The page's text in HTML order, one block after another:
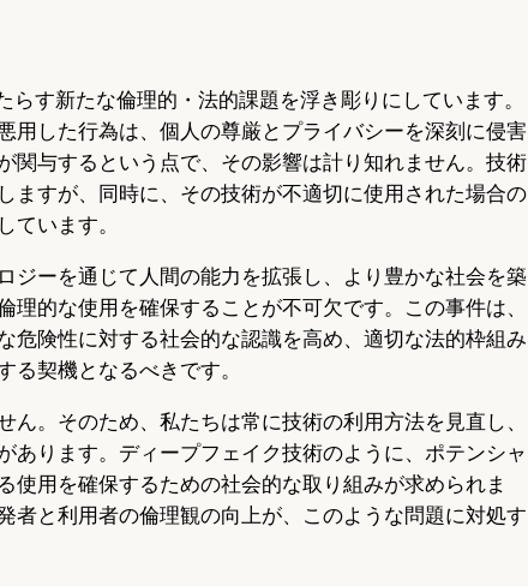
らす新たな倫理的・法的課題を浮き彫りにしています。
用した行為は、個人の尊厳とプライバシーを深刻に侵害
関与するという点で、その影響は計り知れません。技術
ますが、同時に、その技術が不適切に使用された場合の
ています。
ジーを通じて人間の能力を拡張し、より豊かな社会を築
理的な使用を確保することが不可欠です。この事件は、
危険性に対する社会的な認識を高め、適切な法的枠組み
る契機となるべきです。
ん。そのため、私たちは常に技術の利用方法を見直し、
あります。ディープフェイク技術のように、ポテンシャ
使用を確保するための社会的な取り組みが求められま
者と利用者の倫理観の向上が、このような問題に対処す